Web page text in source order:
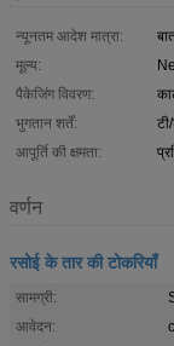
न्यूनतम आदेश मात्रा:
मूल्य:
पैकेजिंग विवरण:
भुगतान शर्तें:
आपूर्ति की क्षमता:
वर्णन
रसोई के तार की टोकरियाँ
सामग्री:
आवेदन: